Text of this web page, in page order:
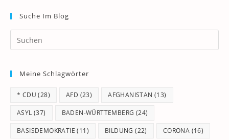
Suche Im Blog
Meine Schlagwörter
* CDU (28) AFD (23) AFGHANISTAN (13)
ASYL (37) BADEN-WÜRTTEMBERG (24)
BASISDEMOKRATIE (11) BILDUNG (22) CORONA (16)